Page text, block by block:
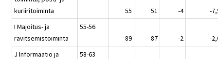
kuriiritoiminta
55 51 -4
-
I Majoitus- ja
ravitsemistoiminta
55-56
89
87 -2
-
J Informaatio ja
58-63